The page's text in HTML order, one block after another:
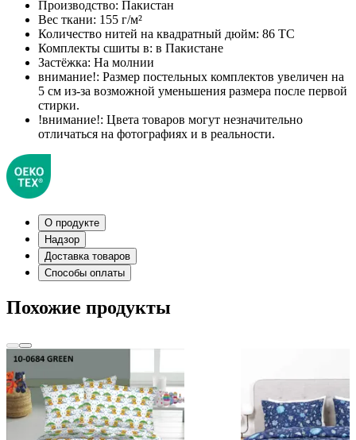
Производство: Пакистан
Вес ткани: 155 г/м²
Количество нитей на квадратный дюйм: 86 TC
Комплекты сшиты в: в Пакистане
Застёжка: На молнии
внимание!: Размер постельных комплектов увеличен на
5 см из-за возможной уменьшения размера после первой
стирки.
!внимание!: Цвета товаров могут незначительно
отличаться на фотографиях и в реальности.
О продукте
Надзор
Доставка товаров
Способы оплаты
Похожие продукты